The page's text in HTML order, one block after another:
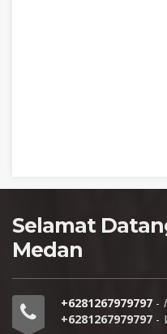
Selamat
Medan
+6281267979797 -
+6281267979797 -